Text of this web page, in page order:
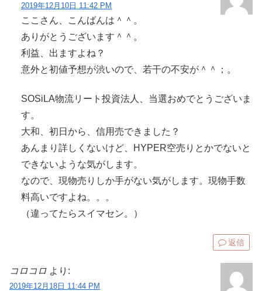
2019年12月10日 11:42 PM
ここさん、こんばんは＾＾。
ありがとうございます＾＾。
利益、出ますよね？
意外と初値予想が渋いので、若干の不安が＾＾；。
SOSiLA物流リート投資法人、当選おめでとうございま
す。
大和、初日から、信用売できました？
あんまり詳しくないけど、HYPER空売りとかでないと
できないような気がします。
なので、現物売りしか手がない気がします。現物手数
料高いですよね。。。
（違ってたらスイマセン。）
返信
コロコロ より:
2019年12月18日 11:44 PM